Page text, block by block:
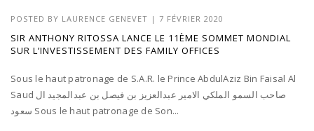
POSTED BY LAURENCE GENEVET | 7 FÉVRIER 2020
SIR ANTHONY RITOSSA LANCE LE 11ÈME SOMMET MONDIAL
SUR L’INVESTISSEMENT DES FAMILY OFFICES
Sous le haut patronage de S.A.R. le Prince AbdulAziz Bin Faisal Al
Saud صاحب السمو الملكي الامير عبدالعزيز بن فيصل بن عبدالمجيد ال
سعود Sous le haut patronage de Son...